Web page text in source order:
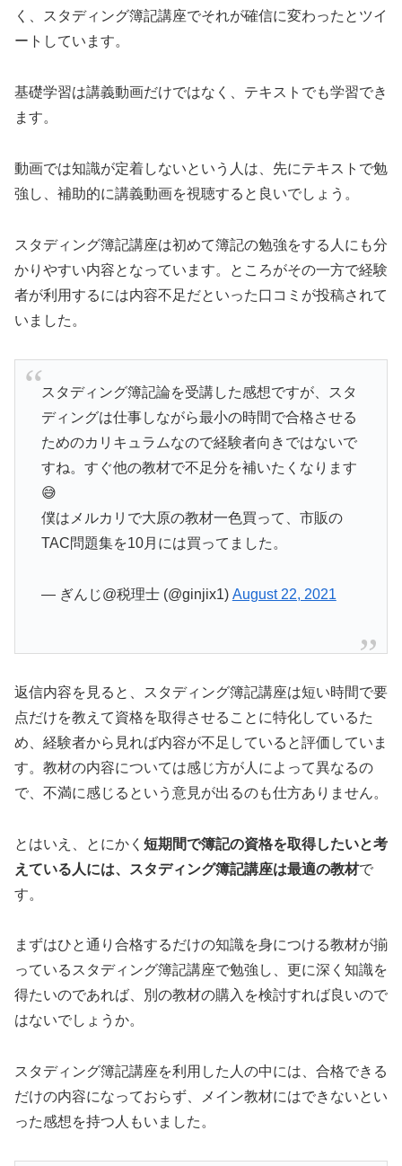
く、スタディング簿記講座でそれが確信に変わったとツイ
ートしています。
基礎学習は講義動画だけではなく、テキストでも学習でき
ます。
動画では知識が定着しないという人は、先にテキストで勉
強し、補助的に講義動画を視聴すると良いでしょう。
スタディング簿記講座は初めて簿記の勉強をする人にも分
かりやすい内容となっています。ところがその一方で経験
者が利用するには内容不足だといった口コミが投稿されて
いました。
スタディング簿記論を受講した感想ですが、スタ
ディングは仕事しながら最小の時間で合格させる
ためのカリキュラムなので経験者向きではないで
すね。すぐ他の教材で不足分を補いたくなります
😅
僕はメルカリで大原の教材一色買って、市販の
TAC問題集を10月には買ってました。
— ぎんじ@税理士 (@ginjix1) August 22, 2021
返信内容を見ると、スタディング簿記講座は短い時間で要
点だけを教えて資格を取得させることに特化しているた
め、経験者から見れば内容が不足していると評価していま
す。教材の内容については感じ方が人によって異なるの
で、不満に感じるという意見が出るのも仕方ありません。
とはいえ、とにかく 短期間で簿記の資格を取得したいと考
えている人には、スタディング簿記講座は最適の教材で
す。
まずはひと通り合格するだけの知識を身につける教材が揃
っているスタディング簿記講座で勉強し、更に深く知識を
得たいのであれば、別の教材の購入を検討すれば良いので
はないでしょうか。
スタディング簿記講座を利用した人の中には、合格できる
だけの内容になっておらず、メイン教材にはできないとい
った感想を持つ人もいました。